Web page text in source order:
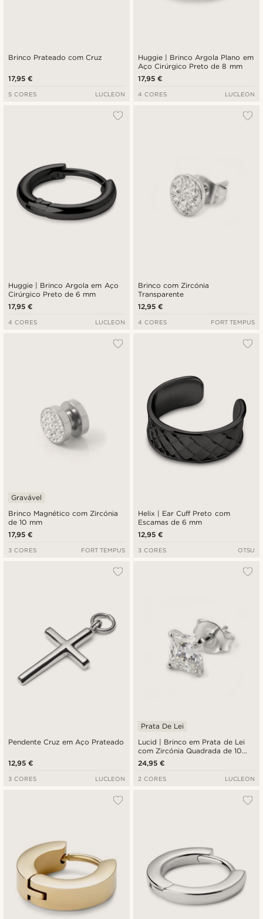
Brinco Prateado com Cruz
17,95 €
5 CORES LUCLEON
Huggie | Brinco Argola Plano em
Aço Cirúrgico Preto de 8 mm
17,95 €
4 CORES LUCLEON
Huggie | Brinco Argola em Aço
Cirúrgico Preto de 6 mm
17,95 €
4 CORES LUCLEON
Brinco com Zircónia
Transparente
12,95 €
4 CORES FORT TEMPUS
Brinco Magnético com Zircónia
de 10 mm
Gravável
17,95 €
3 CORES FORT TEMPUS
Helix | Ear Cuff Preto com
Escamas de 6 mm
12,95 €
3 CORES OTSU
Pendente Cruz em Aço Prateado
12,95 €
3 CORES LUCLEON
Lucid | Brinco em Prata de Lei
com Zircónia Quadrada de 10
mm
Prata De Lei
24,95 €
2 CORES LUCLEON